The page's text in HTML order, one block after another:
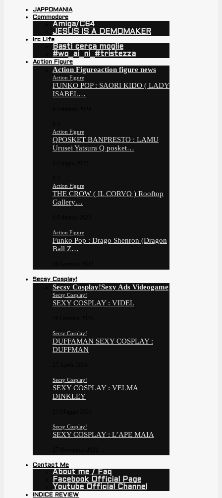
JAPPOMANIA
Commodore
Amiga/C64
JESUS IS A DEMOMAKER
Irc Life
Basti cerca moglie
#wo_ai_ni_#tristezza
Action Figure
Action Figureaction figure news
Action Figure
FUNKO POP : SAORI KIDO ( LADY
ISABEL…
Action Figure
QPOSKET BANPRESTO : LAMU
Urusei Yatsura Q posket…
Action Figure
THE CROW ( IL CORVO ) Rooftop
Gallery…
Action Figure
Funko Pop : Drago Shenron (Dragon
Ball Z…
Secsy Cosplay!
Secsy Cosplay!Sexy Ads Videogame
Secsy Cosplay!
SEXY COSPLAY : VIDEL
Secsy Cosplay!
DUFFAMAN SEXY COSPLAY :
DUFFMAN
Secsy Cosplay!
SEXY COSPLAY : VELMA
DINKLEY
Secsy Cosplay!
SEXY COSPLAY : L’APE MAIA
Contact Me
About me / Faq
Facebook Official Page
Youtube Official Channel
INDICE REVIEW